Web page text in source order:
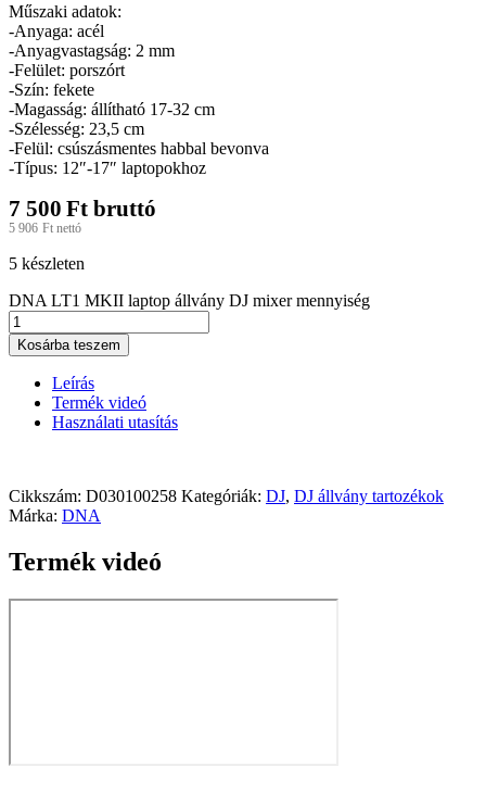
Műszaki adatok:
-Anyaga: acél
-Anyagvastagság: 2 mm
-Felület: porszórt
-Szín: fekete
-Magasság: állítható 17-32 cm
-Szélesség: 23,5 cm
-Felül: csúszásmentes habbal bevonva
-Típus: 12″-17″ laptopokhoz
7 500 Ft bruttó
5 906 Ft nettó
5 készleten
DNA LT1 MKII laptop állvány DJ mixer mennyiség
Kosárba teszem
Leírás
Termék videó
Használati utasítás
Cikkszám: D030100258 Kategóriák: DJ, DJ állvány tartozékok
Márka: DNA
Termék videó